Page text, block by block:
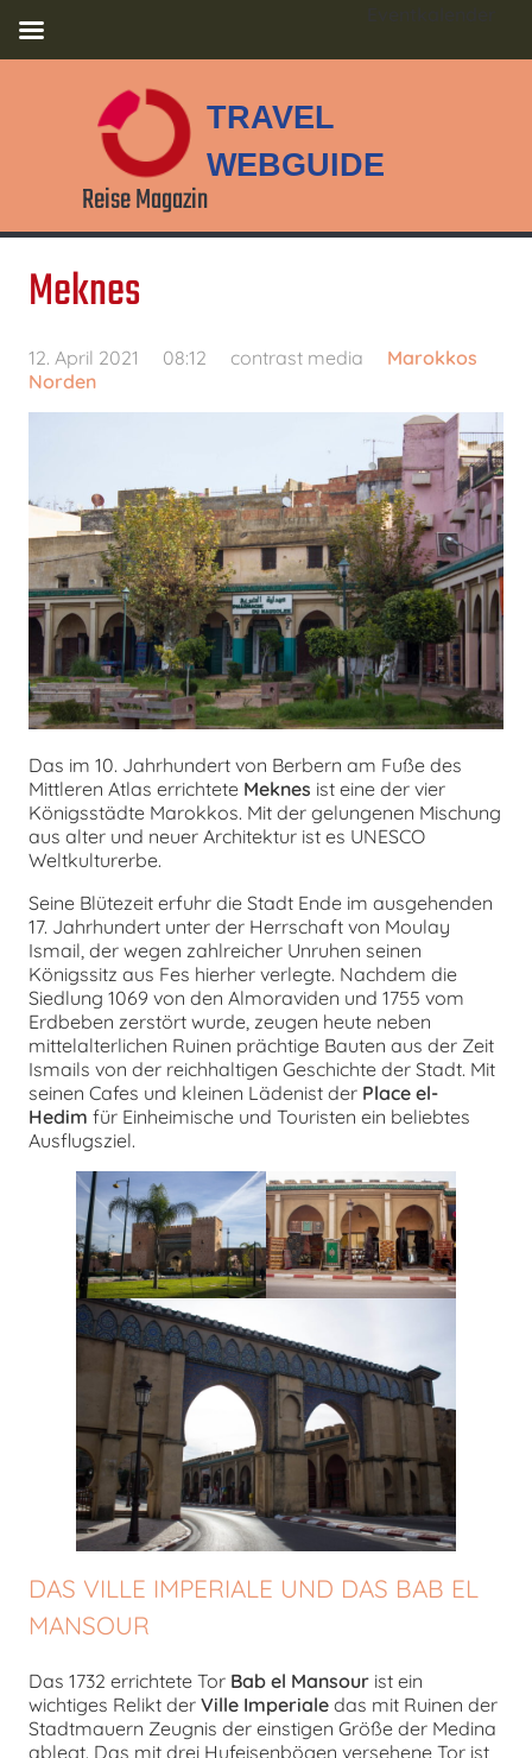
TRAVEL
WEBGUIDE
Reise Magazin
Meknes
12. April 2021 08:12 contrast media
Marokkos
Norden
Das im 10. Jahrhundert von Berbern am Fuße des
Mittleren Atlas errichtete Meknes ist eine der vier
Königsstädte Marokkos. Mit der gelungenen Mischung
aus alter und neuer Architektur ist es UNESCO
Weltkulturerbe.
Seine Blütezeit erfuhr die Stadt Ende im ausgehenden
17. Jahrhundert unter der Herrschaft von Moulay
Ismail, der wegen zahlreicher Unruhen seinen
Königssitz aus Fes hierher verlegte. Nachdem die
Siedlung 1069 von den Almoraviden und 1755 vom
Erdbeben zerstört wurde, zeugen heute neben
mittelalterlichen Ruinen prächtige Bauten aus der Zeit
Ismails von der reichhaltigen Geschichte der Stadt. Mit
seinen Cafes und kleinen Lädenist der Place el-
Hedim für Einheimische und Touristen ein beliebtes
Ausflugsziel.
DAS VILLE IMPERIALE UND DAS BAB EL
MANSOUR
Das 1732 errichtete Tor Bab el Mansour ist ein
wichtiges Relikt der Ville Imperiale das mit Ruinen der
Stadtmauern Zeugnis der einstigen Größe der Medina
ablegt. Das mit drei Hufeisenbögen versehene Tor ist